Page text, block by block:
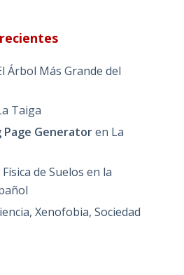
Árbol Más Grande del
Taiga
Generatoren La
Física de Suelos en la
Xenofobia, Sociedad